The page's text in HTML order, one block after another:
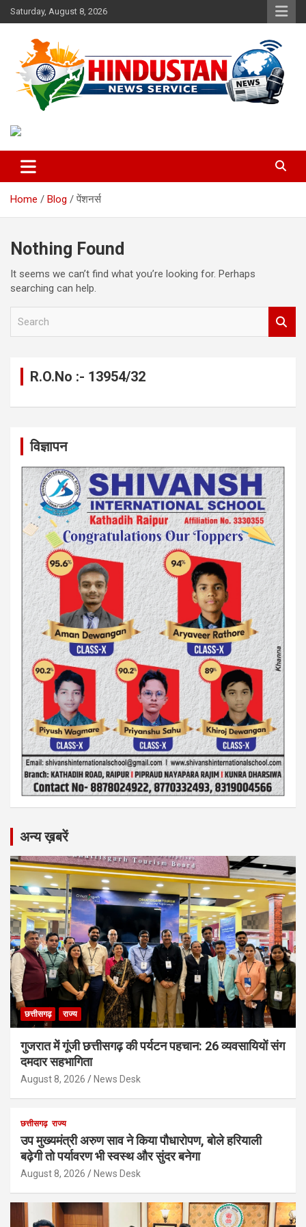
Skip
to
Saturday, August 8, 2026
Hindustan News Service
Home Blog पेंशनर्स
Nothing Found
It seems we can’t find what you’re looking for. Perhaps
searching can help.
R.O.No :- 13954/32
विज्ञापन
अन्य ख़बरें
छत्तीसगढ़ राज्य
गुजरात में गूंजी छत्तीसगढ़ की पर्यटन पहचान: 26 व्यवसायियों संग
दमदार सहभागिता
August 8, 2026 News Desk
छत्तीसगढ़ राज्य
उप मुख्यमंत्री अरुण साव ने किया पौधारोपण, बोले हरियाली
बढ़ेगी तो पर्यावरण भी स्वस्थ और सुंदर बनेगा
August 8, 2026 News Desk